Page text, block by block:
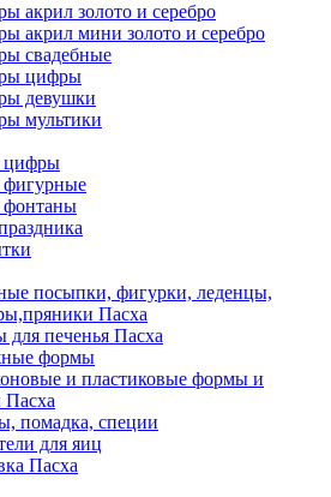
акрил золото и серебро
акрил мини золото и серебро
свадебные
цифры
девушки
мультики
цифры
посыпки, фигурки, леденцы,
Пасха
печенья Пасха
формы
и пластиковые формы и
помадка, специи
для яиц
Пасха